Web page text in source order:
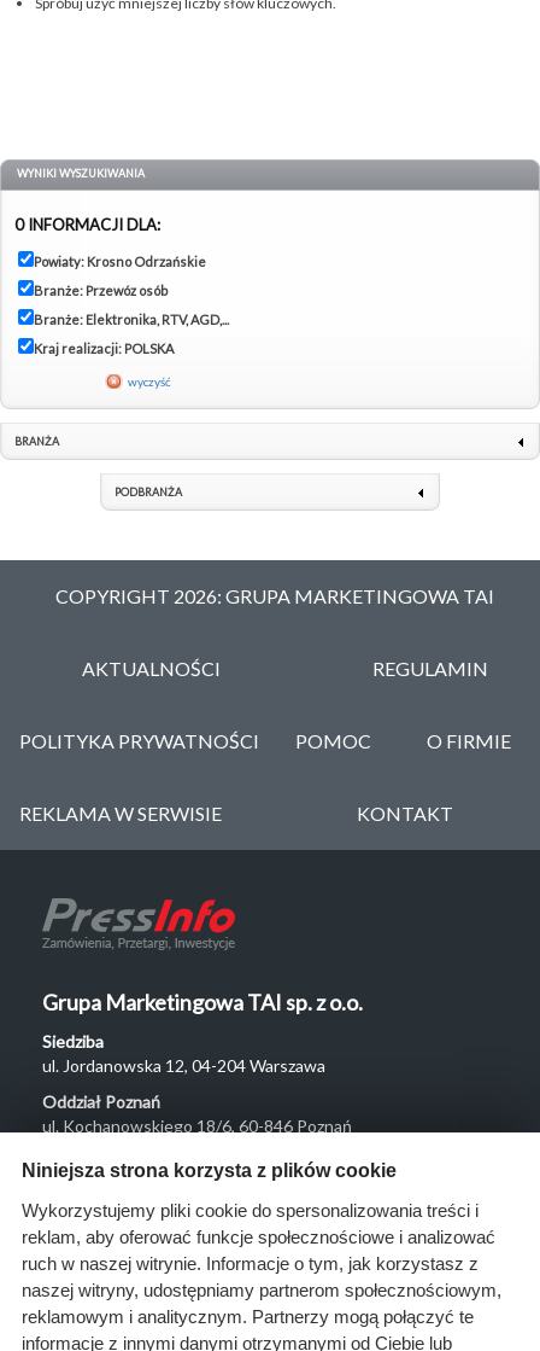
WYNIKI WYSZUKIWANIA
0 INFORMACJI DLA:
Powiaty: Krosno Odrzańskie
Branże: Przewóz osób
Branże: Elektronika, RTV, AGD,...
Kraj realizacji: POLSKA
wyczyść
BRANŻA
PODBRANŻA
COPYRIGHT 2026: GRUPA MARKETINGOWA TAI
AKTUALNOŚCI REGULAMIN
POLITYKA PRYWATNOŚCI POMOC O FIRMIE
REKLAMA W SERWISIE KONTAKT
Grupa Marketingowa TAI sp. z o.o.
Siedziba
ul. Jordanowska 12, 04-204 Warszawa
Oddział Poznań
ul. Kochanowskiego 18/6, 60-846 Poznań
Menu
O nas
Rozwiązania
Monitoring
przetargów
Niniejsza strona korzysta z plików cookie
Wykorzystujemy pliki cookie do spersonalizowania treści i
reklam, aby oferować funkcje społecznościowe i analizować
ruch w naszej witrynie. Informacje o tym, jak korzystasz z
naszej witryny, udostępniamy partnerom społecznościowym,
reklamowym i analitycznym. Partnerzy mogą połączyć te
informacje z innymi danymi otrzymanymi od Ciebie lub